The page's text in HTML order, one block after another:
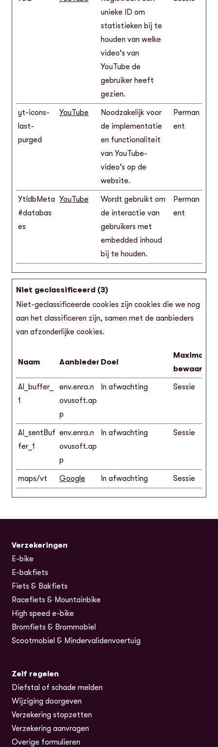
unieke ID om
statistieken bij te
houden van welke
video's van
YouTube de
gebruiker heeft
gezien.
yt-icons-
last-
purged
YouTube
Noodzakelijk voor
de implementatie
en functionaliteit
van YouTube-
video's op de
website.
Perman
ent
YtIdbMeta
#databas
es
YouTube
Wordt gebruikt om
de interactie van
gebruikers met
embedded inhoud
bij te houden.
Perman
ent
Niet geclassificeerd (3)
Niet-geclassificeerde cookies zijn cookies die we nog
aan het classificeren zijn, samen met de aanbieders
van afzonderlijke cookies.
Naam Aanbieder Doel
Maximale
AI_buffer_
1
env.enra.n
ovusoft.ap
p
In afwachting Sessie
AI_sentBuf
fer_1
env.enra.n
ovusoft.ap
p
In afwachting Sessie
maps/vt Google In afwachting Sessie
Verzekeringen
E-bike
E-bakfiets
Fiets & Bakfiets
Racefiets & Mountainbike
High speed e-bike
Bromfiets & Brommobiel
Scootmobiel & Mindervalidenvoertuig
Zelf regelen
Diefstal of schade melden
Wijziging doorgeven
Verzekering stopzetten
Verzekering aanvragen
Overige formulieren